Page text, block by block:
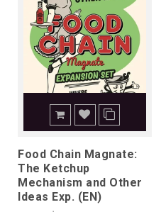
Food Chain Magnate:
The Ketchup
Mechanism and Other
Ideas Exp. (EN)